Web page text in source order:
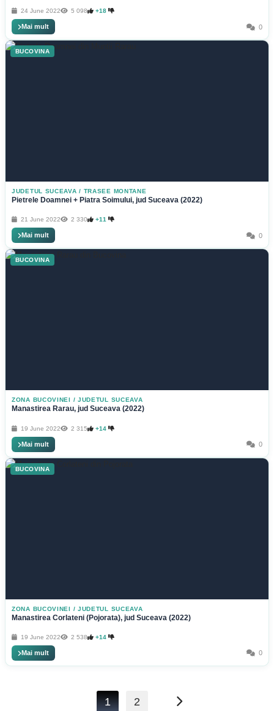
24 June 2022 5 098 +18
Mai mult 0
BUCOVINA
JUDETUL SUCEAVA / TRASEE MONTANE
Pietrele Doamnei + Piatra Soimului, jud Suceava (2022)
21 June 2022 2 330 +11
Mai mult 0
BUCOVINA
ZONA BUCOVINEI / JUDETUL SUCEAVA
Manastirea Rarau, jud Suceava (2022)
19 June 2022 2 315 +14
Mai mult 0
BUCOVINA
ZONA BUCOVINEI / JUDETUL SUCEAVA
Manastirea Corlateni (Pojorata), jud Suceava (2022)
19 June 2022 2 538 +14
Mai mult 0
1 2